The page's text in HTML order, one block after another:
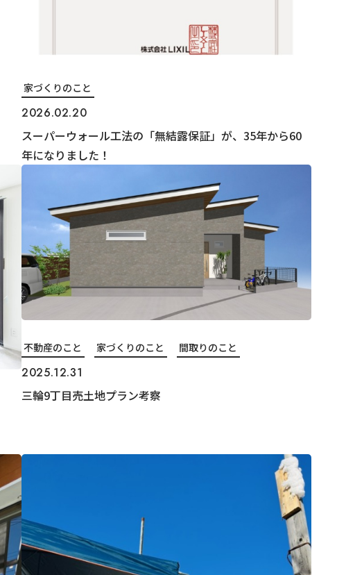
家づくりのこと
2026.02.20
スーパーウォール工法の「無結露保証」が、35年から60
年になりました！
不動産のこと 家づくりのこと 間取りのこと
2025.12.31
三輪9丁目売土地プラン考察